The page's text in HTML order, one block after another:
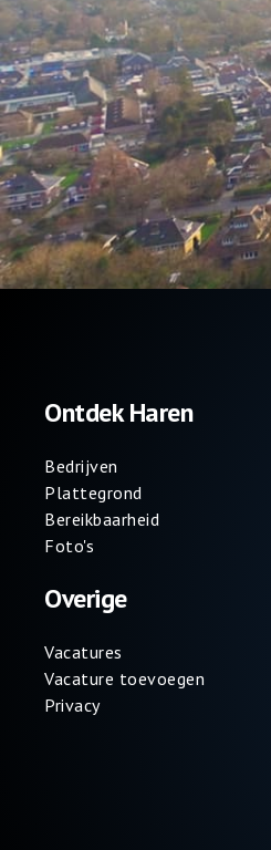
Ontdek Haren
Bedrijven
Plattegrond
Bereikbaarheid
Foto's
Overige
Vacatures
Vacature toevoegen
Privacy